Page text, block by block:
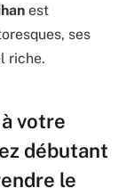
est
ses
riche.
votre
débutant
le